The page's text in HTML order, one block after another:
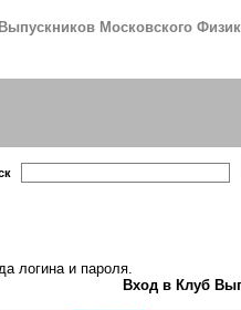
Московского
логина и пароля.
Вход в Клуб